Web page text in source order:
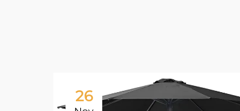
26